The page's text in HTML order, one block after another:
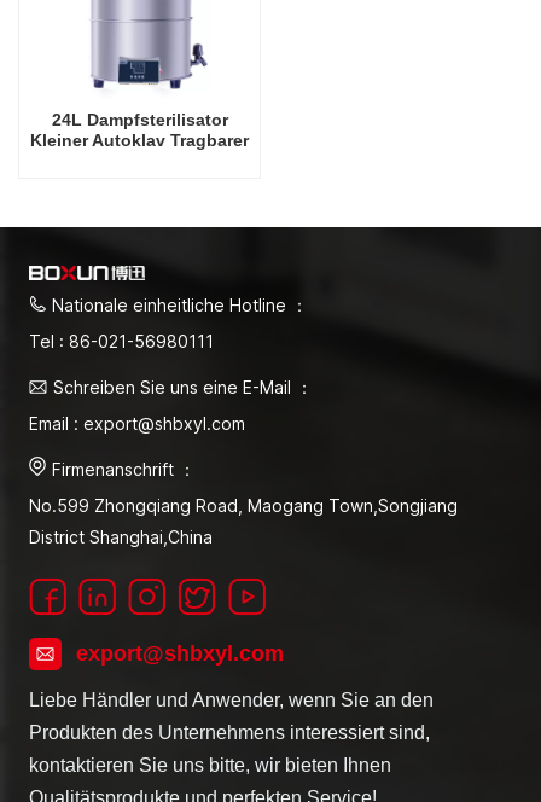
24L Dampfsterilisator
Kleiner Autoklav Tragbarer
Nationale einheitliche Hotline ：
Tel : 86-021-56980111
Schreiben Sie uns eine E-Mail ：
Email : export@shbxyl.com
Firmenanschrift ：
No.599 Zhongqiang Road, Maogang Town,Songjiang
District Shanghai,China
export@shbxyl.com
Liebe Händler und Anwender, wenn Sie an den
Produkten des Unternehmens interessiert sind,
kontaktieren Sie uns bitte, wir bieten Ihnen
Qualitätsprodukte und perfekten Service!